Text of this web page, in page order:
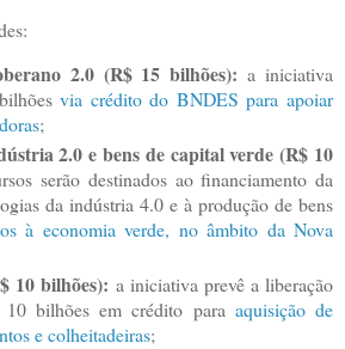
2.0 (R$ 15 bilhões): a iniciativa
via crédito do BNDES para apoiar
;
2.0 e bens de capital verde (R$ 10
serão destinados ao financiamento da
da indústria 4.0 e à produção de bens
à economia verde, no âmbito da Nova
10 bilhões): a iniciativa prevê a liberação
bilhões em crédito para aquisição de
e colheitadeiras;